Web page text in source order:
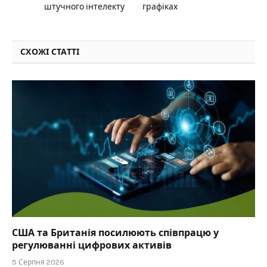
штучного інтелекту
графіках
СХОЖІ СТАТТІ
США та Британія посилюють співпрацю у
регулюванні цифрових активів
5 Серпня 2026